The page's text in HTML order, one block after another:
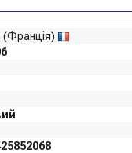
(Франція)